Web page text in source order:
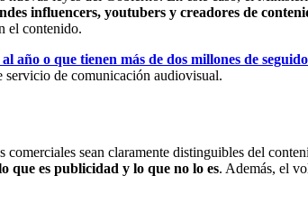
influencers, youtubers y creadores de
el contenido.
año o que tienen más de dos millones de
servicio de comunicación audiovisual.
sean claramente distinguibles del
que es publicidad y lo que no lo es. Además, el